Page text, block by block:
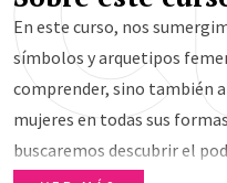
En este curso, nos
símbolos y arquetipos
comprender, sino también
mujeres en todas sus
buscaremos descubrir el